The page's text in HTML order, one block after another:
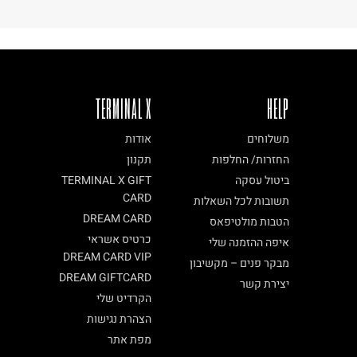
TERMINAL X
אודות
תקנון
TERMINAL X GIFT
CARD
DREAM CARD
כרטיס אשראי
DREAM CARD VIP
DREAM GIFTCARD
הקרדיט שלי
הצהרת נגישות
מפת אתר
HELP
משלוחים
החזרות/ החלפות
ביטול עסקה
תשובות לכל השאלות
הטבות מולטיפאס
איפה ההזמנה שלי
מבקר פנים – מקשיבון
יצירת קשר